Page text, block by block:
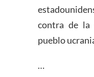
contra de la
pueblo
…